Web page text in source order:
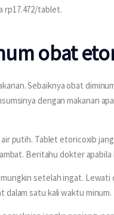
rp17.472/tablet.
obat
Sebaiknya obat
dengan makanan
putih. Tablet etoricoxib
Beritahu dokter
setelah ingat.
dalam satu kali waktu minum.